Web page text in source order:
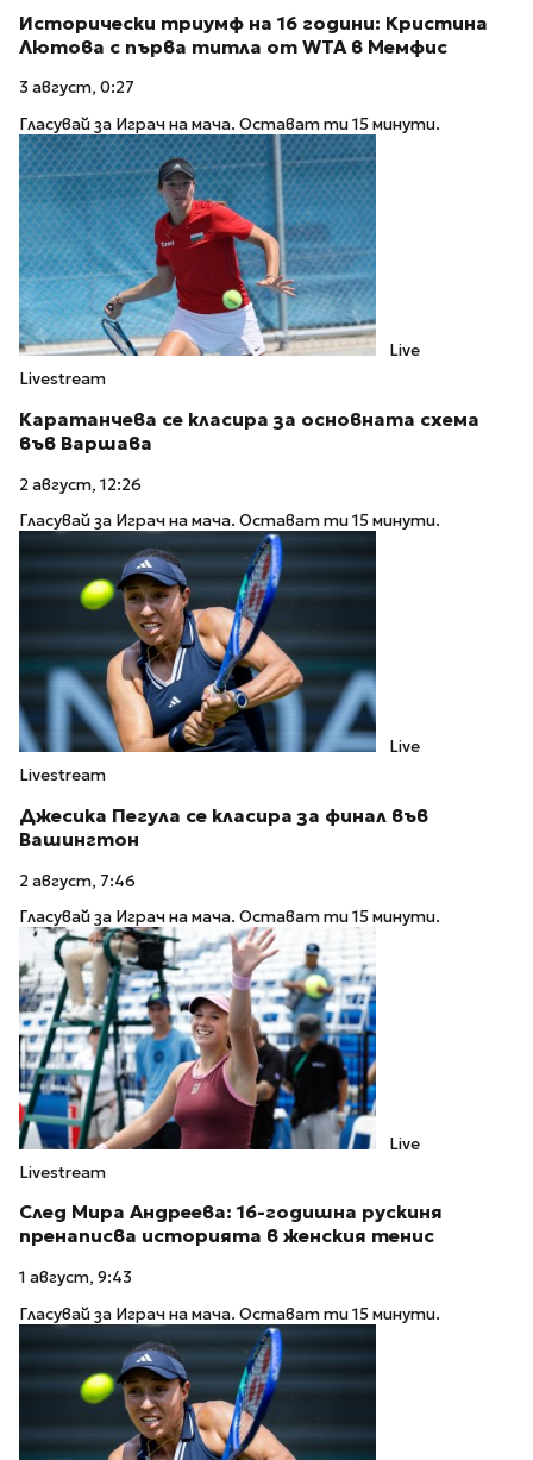
Исторически триумф на 16 години: Кристина
Лютова с първа титла от WTA в Мемфис
3 август, 0:27
Гласувай за Играч на мача. Остават ти 15 минути.
Live
Livestream
Каратанчева се класира за основната схема
във Варшава
2 август, 12:26
Гласувай за Играч на мача. Остават ти 15 минути.
Live
Livestream
Джесика Пегула се класира за финал във
Вашингтон
2 август, 7:46
Гласувай за Играч на мача. Остават ти 15 минути.
Live
Livestream
След Мира Андреева: 16-годишна рускиня
пренаписва историята в женския тенис
1 август, 9:43
Гласувай за Играч на мача. Остават ти 15 минути.